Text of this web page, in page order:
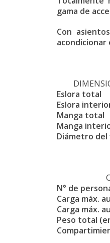
gama de
Con
acondicionar
Eslora total
Eslora
Manga total
Manga
Diámetro
N° de
Carga máx.
Carga máx.
Peso total